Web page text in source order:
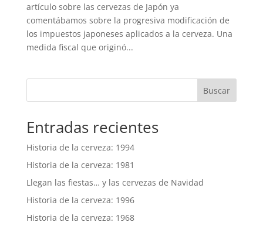
artículo sobre las cervezas de Japón ya
comentábamos sobre la progresiva modificación de
los impuestos japoneses aplicados a la cerveza. Una
medida fiscal que originó...
Buscar
Entradas recientes
Historia de la cerveza: 1994
Historia de la cerveza: 1981
Llegan las fiestas… y las cervezas de Navidad
Historia de la cerveza: 1996
Historia de la cerveza: 1968